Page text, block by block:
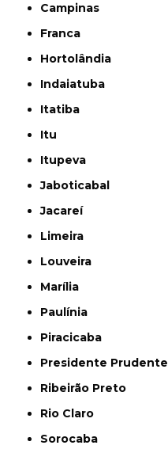
Campinas
Franca
Hortolândia
Indaiatuba
Itatiba
Itu
Itupeva
Jaboticabal
Jacareí
Limeira
Louveira
Marília
Paulínia
Piracicaba
Presidente Prudente
Ribeirão Preto
Rio Claro
Sorocaba